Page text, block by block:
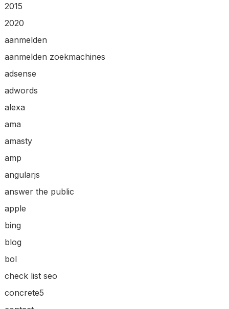
2015
2020
aanmelden
aanmelden zoekmachines
adsense
adwords
alexa
ama
amasty
amp
angularjs
answer the public
apple
bing
blog
bol
check list seo
concrete5